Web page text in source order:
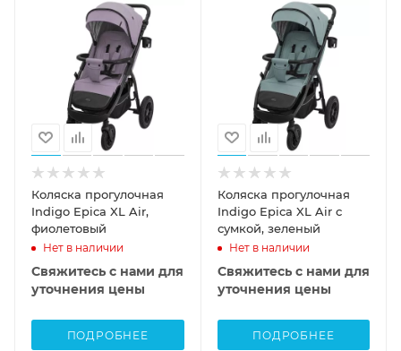
Коляска прогулочная
Indigo Epica XL Air,
фиолетовый
Нет в наличии
Свяжитесь с нами для
уточнения цены
ПОДРОБНЕЕ
Коляска прогулочная
Indigo Epica XL Air с
сумкой, зеленый
Нет в наличии
Свяжитесь с нами для
уточнения цены
ПОДРОБНЕЕ